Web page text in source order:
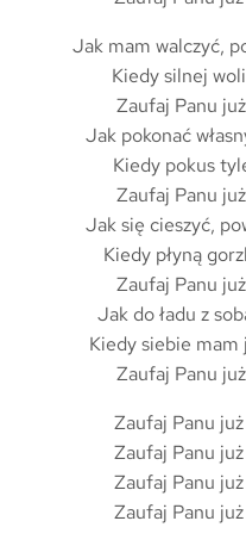
Jak mam walczyć,
Kiedy silnej
Zaufaj Panu
Jak pokonać
Kiedy pokus
Zaufaj Panu
Jak się cieszyć,
Kiedy płyną
Zaufaj Panu
Jak do ładu z
Kiedy siebie mam
Zaufaj Panu
Zaufaj Panu
Zaufaj Panu
Zaufaj Panu
Zaufaj Panu